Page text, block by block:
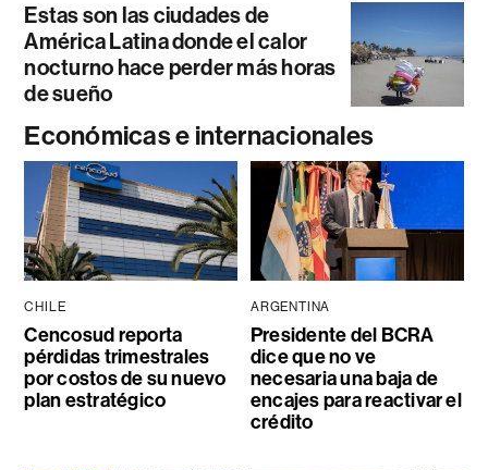
Estas son las ciudades de
América Latina donde el calor
nocturno hace perder más horas
de sueño
Económicas e internacionales
CHILE
Cencosud reporta
pérdidas trimestrales
por costos de su nuevo
plan estratégico
ARGENTINA
Presidente del BCRA
dice que no ve
necesaria una baja de
encajes para reactivar el
crédito